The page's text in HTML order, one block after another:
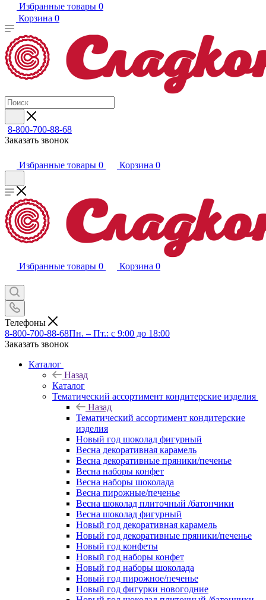
Избранные товары 0
Корзина 0
8-800-700-88-68
Заказать звонок
Избранные товары 0 Корзина 0
Избранные товары 0 Корзина 0
Телефоны
8-800-700-88-68Пн. – Пт.: с 9:00 до 18:00
Заказать звонок
Каталог
Назад
Каталог
Тематический ассортимент кондитерские изделия
Назад
Тематический ассортимент кондитерские
изделия
Новый год шоколад фигурный
Весна декоративная карамель
Весна декоративные пряники/печенье
Весна наборы конфет
Весна наборы шоколада
Весна пирожные/печенье
Весна шоколад плиточный /батончики
Весна шоколад фигурный
Новый год декоративная карамель
Новый год декоративные пряники/печенье
Новый год конфеты
Новый год наборы конфет
Новый год наборы шоколада
Новый год пирожное/печенье
Новый год фигурки новогодние